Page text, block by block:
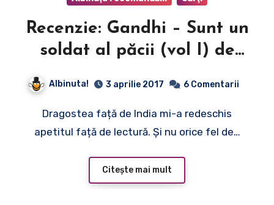
Recenzie: Gandhi – Sunt un
soldat al păcii (vol I) de
Albinuta! 3 aprilie 2017 6 Comentarii
Dragostea față de India mi-a redeschis
apetitul față de lectură. Și nu orice fel de…
Citește mai mult